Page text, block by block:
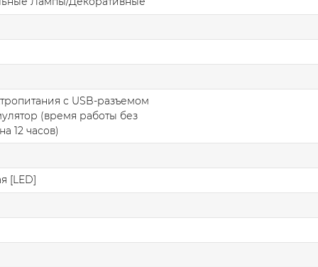
с USB-разъемом
(время работы без
12 часов)
[LED]